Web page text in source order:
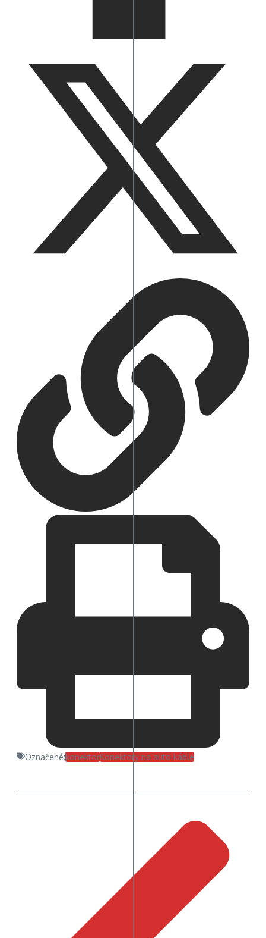
Označené:konektorKonektory na auto káble